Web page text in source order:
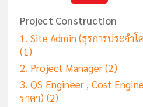
Project Construction
Site Admin (ธุรการประจำ
(1)
Project Manager(2)
QS Engineer , Cost
ราคา) (2)